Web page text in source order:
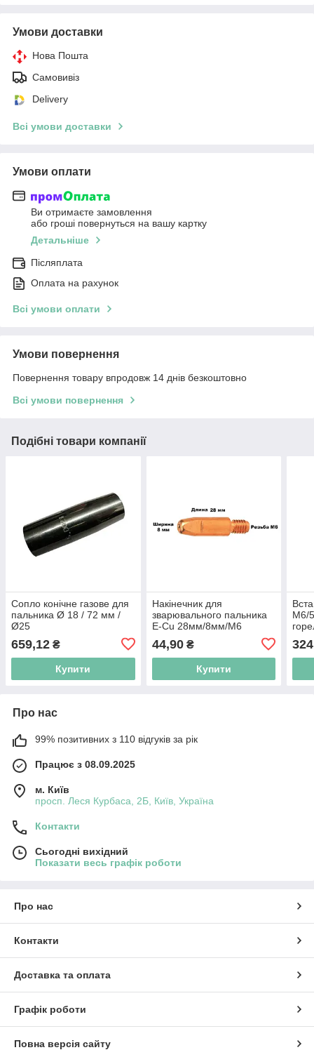
Умови доставки
Нова Пошта
Самовивіз
Delivery
Всі умови доставки
Умови оплати
Ви отримаєте замовлення
або гроші повернуться на вашу картку
Детальніше
Післяплата
Оплата на рахунок
Всі умови оплати
Умови повернення
Повернення товару впродовж 14 днів безкоштовно
Всі умови повернення
Подібні товари компанії
Сопло конічне газове для
пальника Ø 18 / 72 мм /
Ø25
659,12 ₴
Купити
Накінечник для
зварювального пальника
E-Cu 28мм/8мм/М6
44,90₴
Купити
М6/
Про нас
99% позитивних з 110 відгуків за рік
Працює з 08.09.2025
м. Київ
просп. Леся Курбаса, 2Б, Київ, Україна
Контакти
Сьогодні вихідний
Показати весь графік роботи
Про нас
Контакти
Доставка та оплата
Графік роботи
Повна версія сайту